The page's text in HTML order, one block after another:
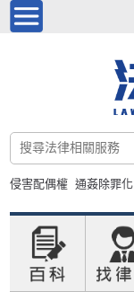
侵害配偶權 通姦除罪化